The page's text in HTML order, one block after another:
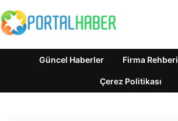
Güncel Haberler Firma Rehberi
Çerez Politikası